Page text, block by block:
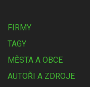
FIRMY
TAGY
MĚSTA A OBCE
AUTOŘI A ZDROJE